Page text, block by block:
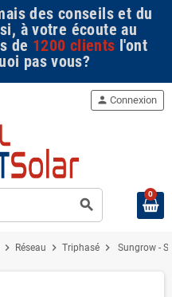
des conseils et du
à votre écoute au
de 1200 clients l'ont
pas vous?
search
person Connexion
0
chevron_right Réseau chevron_right Triphasé chevron_right Sungrow -